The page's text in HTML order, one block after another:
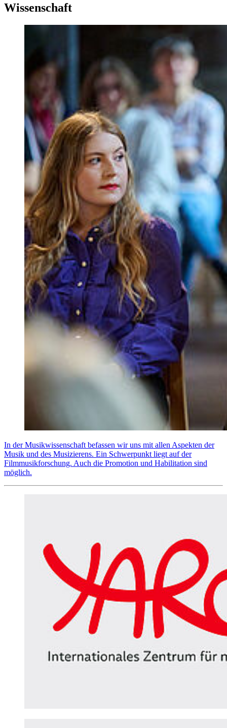
Wissenschaft
In der Musikwissenschaft befassen wir uns mit allen Aspekten der
Musik und des Musizierens. Ein Schwerpunkt liegt auf der
Filmmusikforschung. Auch die Promotion und Habilitation sind
möglich.